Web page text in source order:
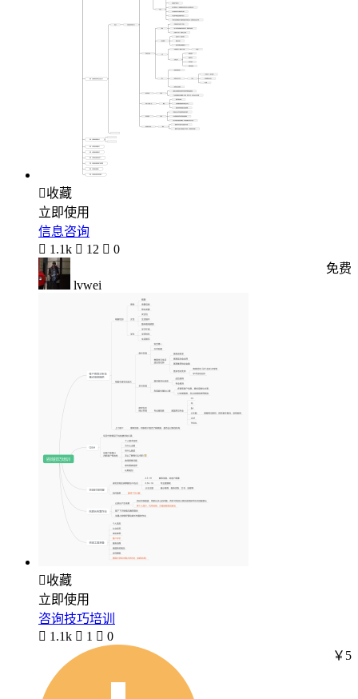
收藏
立即使用
信息咨询
 1.1k  12  0
lvwei
免费
收藏
立即使用
咨询技巧培训
 1.1k  1  0
￥5